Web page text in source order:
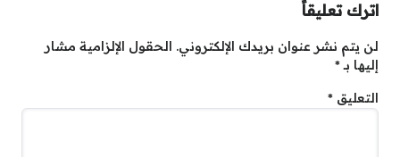
اترك تعليقاً
لن يتم نشر عنوان بريدك الإلكتروني. الحقول الإلزامية مشار
إليها بـ*
التعليق *